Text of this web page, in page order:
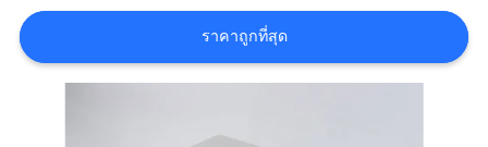
เสนอ
ราคา
ราคาถูกที่สุด